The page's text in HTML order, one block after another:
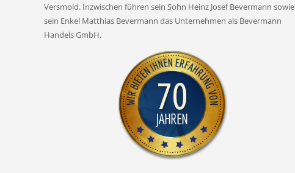
Versmold. Inzwischen führen sein Sohn Heinz Josef Bevermann sowie
sein Enkel Matthias Bevermann das Unternehmen als Bevermann
Handels GmbH.